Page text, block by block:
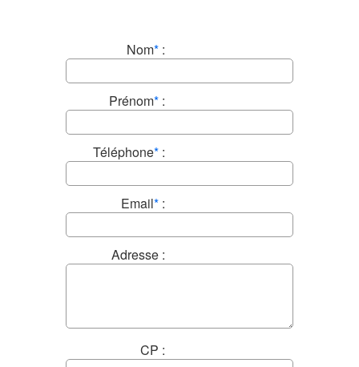
Nom*:
Prénom*:
Téléphone*:
Email*:
Adresse :
CP :